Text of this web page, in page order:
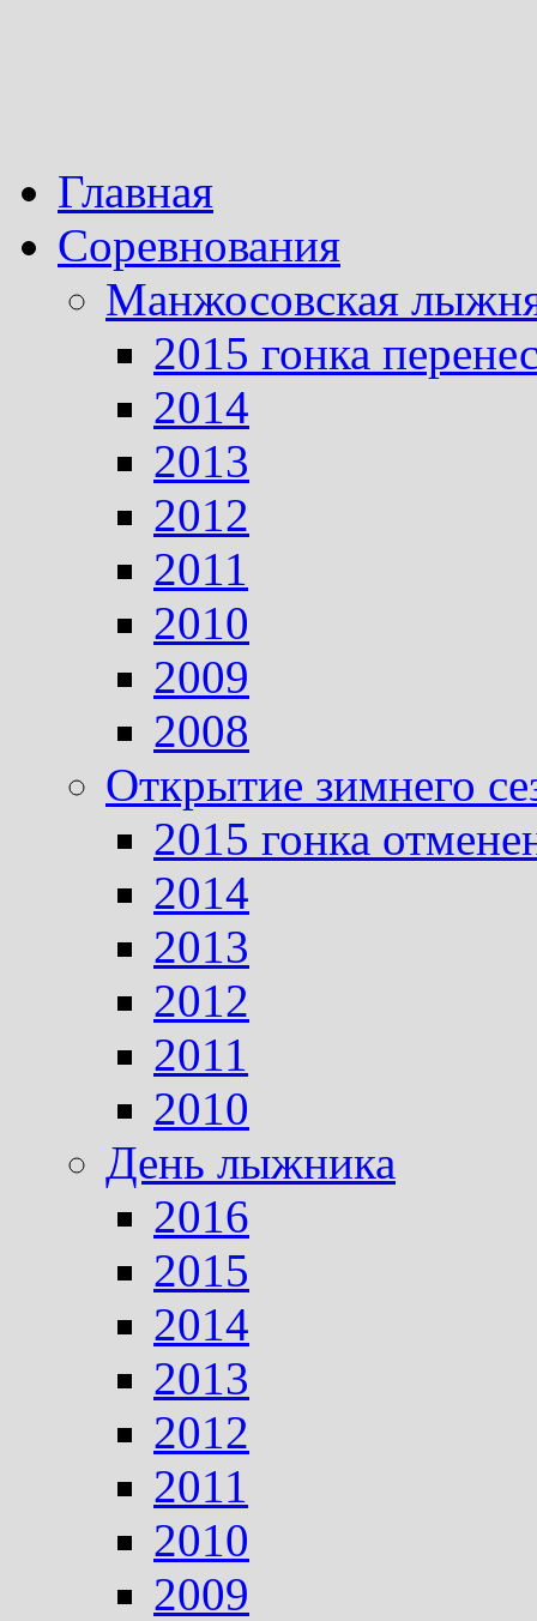
Главная
Соревнования
Манжосовская
2015 гонка
2014
2013
2012
2011
2010
2009
2008
Открытие зимнего
2015 гонка
2014
2013
2012
2011
2010
День лыжника
2016
2015
2014
2013
2012
2011
2010
2009